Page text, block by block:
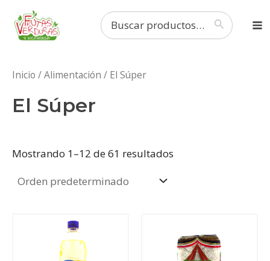
contenido
Buscar
por:
Inicio /Alimentación / El Súper
El Súper
Mostrando 1–12 de 61 resultados